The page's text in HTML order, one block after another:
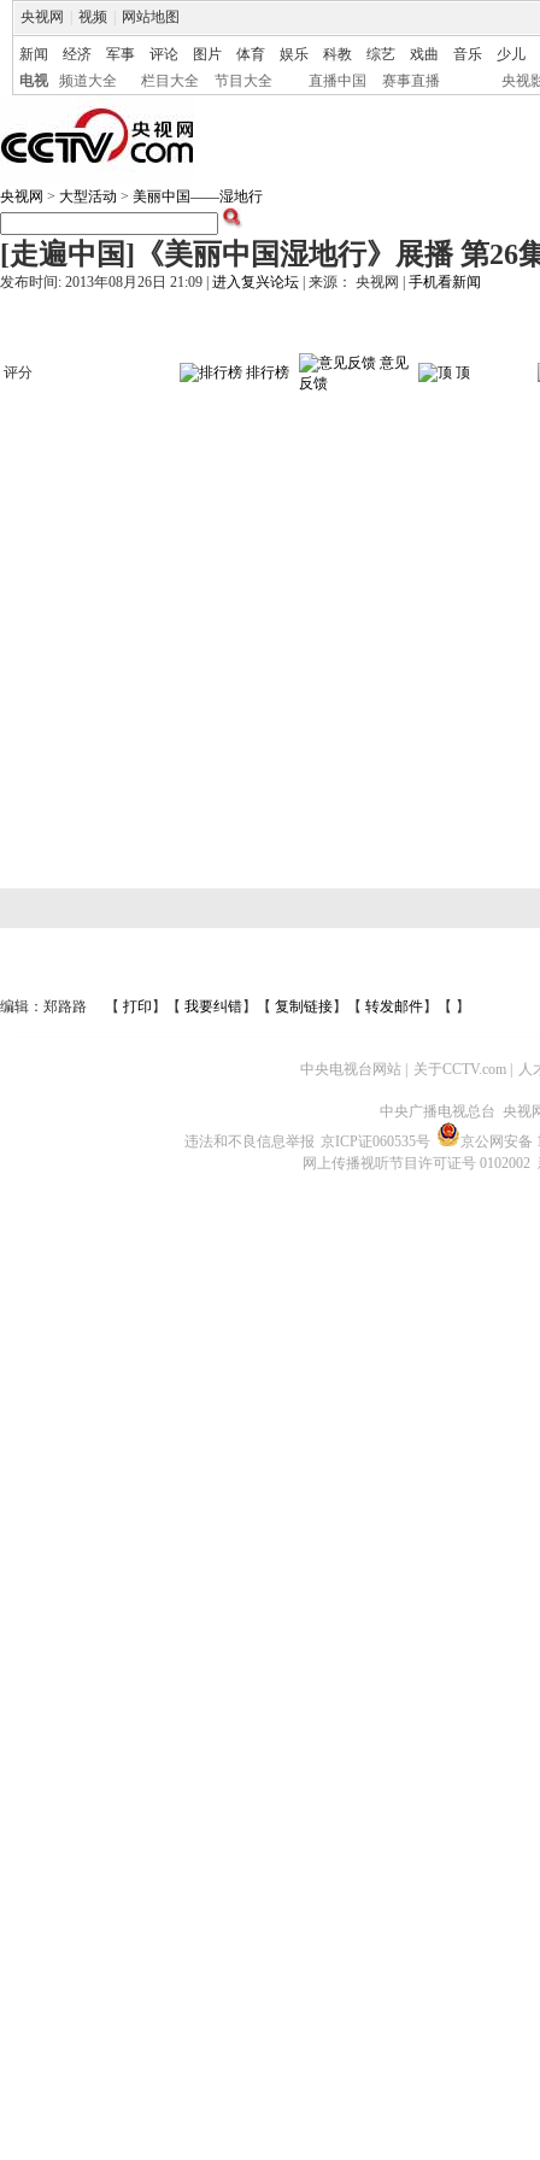
央视网 视频 网站地图
新闻 经济 军事 评论 图片 体育 娱乐 科教 综艺 戏曲 音乐
少儿
电视
频道大全 栏目大全 节目大全 直播中国 赛事直播 央视
央视网 > 大型活动 > 美丽中国——湿地行
[走遍中国]《美丽中国湿地行》展播 第
发布时间: 2013年08月26日 21:09 | 进入复兴论坛 | 来源： 央视网 | 手机看新闻
评分 排行榜
意见
反馈
顶
编辑：郑路路 【 打印 】【 我要纠错】【 复制链接】【 转发邮件】【 】
中央电视台网站 关于CCTV.com 人
中央广播电视总台 央视
违法和不良信息举报 京ICP证060535号
京公网安备
网上传播视听节目许可证号 0102002